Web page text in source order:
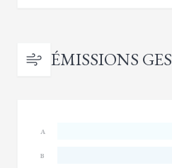
ÉMISSIONS GES
A
B